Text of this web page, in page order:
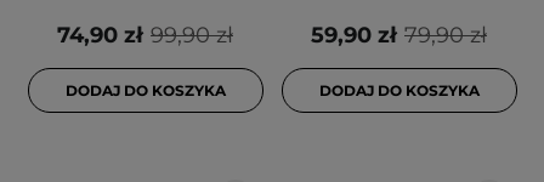
99,90 zł
74,90 zł
DODAJ DO KOSZYKA
79,90 zł
59,90 zł
DODAJ DO KOSZYKA